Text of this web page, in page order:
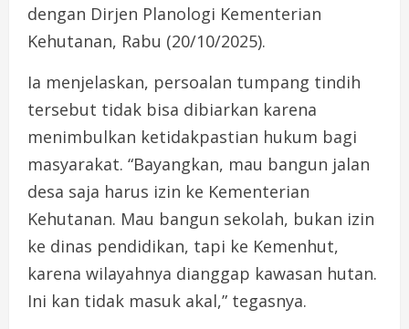
dengan Dirjen Planologi Kementerian
Kehutanan, Rabu (20/10/2025).
Ia menjelaskan, persoalan tumpang tindih
tersebut tidak bisa dibiarkan karena
menimbulkan ketidakpastian hukum bagi
masyarakat. “Bayangkan, mau bangun jalan
desa saja harus izin ke Kementerian
Kehutanan. Mau bangun sekolah, bukan izin
ke dinas pendidikan, tapi ke Kemenhut,
karena wilayahnya dianggap kawasan hutan.
Ini kan tidak masuk akal,” tegasnya.